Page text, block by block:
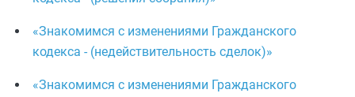
«Знакомимся с изменениями Гражданского
кодекса - (недействительность сделок)»
«Знакомимся с изменениями Гражданского